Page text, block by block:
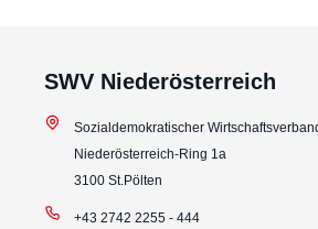
SWV Niederösterreich
Sozialdemokratischer
Niederösterreich-Ring 1a
3100 St.Pölten
+43 2742 2255 - 444